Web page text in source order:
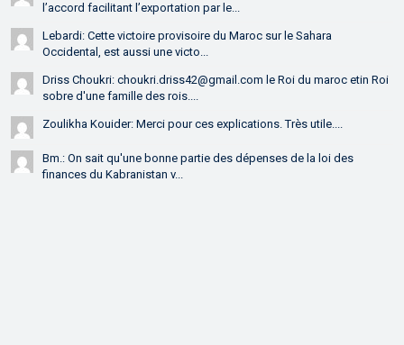
l’accord facilitant l’exportation par le...
Lebardi: Cette victoire provisoire du Maroc sur le Sahara
Occidental, est aussi une victo...
Driss Choukri: choukri.driss42@gmail.com le Roi du maroc etin Roi
sobre d'une famille des rois....
Zoulikha Kouider: Merci pour ces explications. Très utile....
Bm.: On sait qu'une bonne partie des dépenses de la loi des
finances du Kabranistan v...